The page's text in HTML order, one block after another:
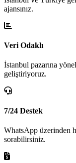
ajansınız.
Veri Odaklı
İstanbul pazarına
geliştiriyoruz.
7/24 Destek
WhatsApp üzerinden
sorabilirsiniz.